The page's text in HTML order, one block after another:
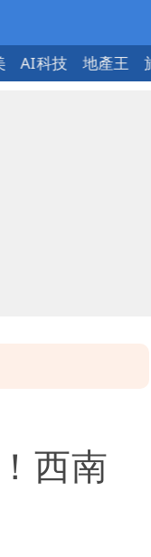
AI科技 地產王
西南